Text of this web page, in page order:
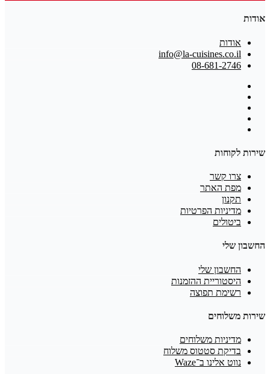
אודות
אודות
info@la-cuisines.co.il
08-681-2746
שירות לקוחות
צרו קשר
מפת האתר
תקנון
מדיניות הפרטיות
ביטולים
החשבון שלי
החשבון שלי
היסטוריית ההזמנות
רשימת תפוצה
שירות משלוחים
מדיניות משלוחים
בדיקת סטטוס משלוח
נווט אלינו ב־Waze